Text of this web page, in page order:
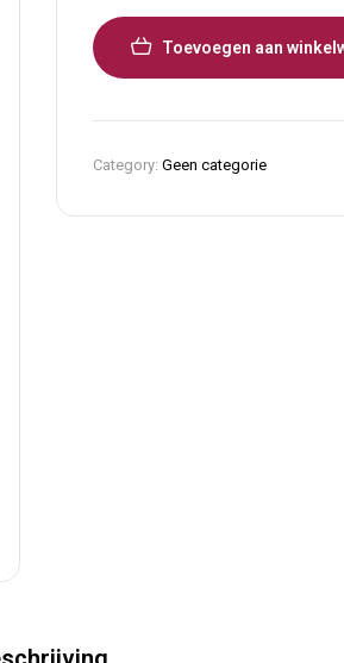
Toevoegen aan
Category: Geen categorie